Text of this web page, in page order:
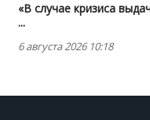
«В случае кризиса
...
6 августа 2026 10:18